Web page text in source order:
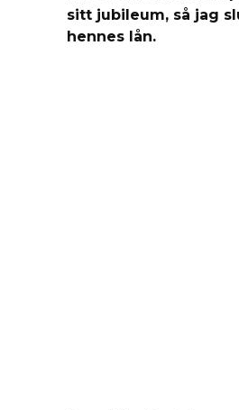
sitt jubileum, så jag
hennes lån.